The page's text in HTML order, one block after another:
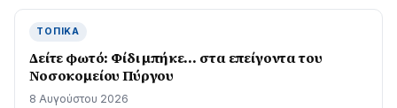
ΤΟΠΙΚΆ
Δείτε φωτό: Φίδι μπήκε… στα επείγοντα του
Νοσοκομείου Πύργου
8 Αυγούστου 2026